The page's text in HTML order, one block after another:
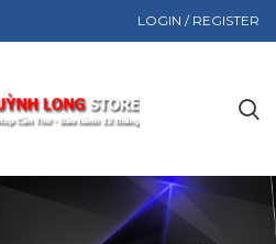
LOGIN / REGISTER